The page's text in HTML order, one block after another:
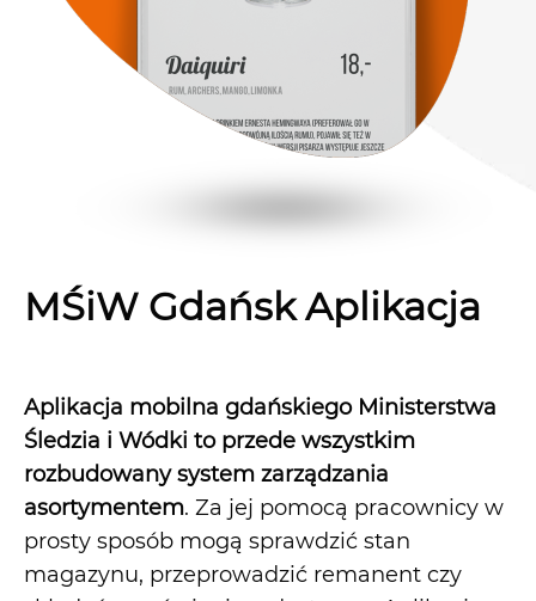
MŚiW Gdańsk Aplikacja
Aplikacja mobilna gdańskiego Ministerstwa
Śledzia i Wódki to przede wszystkim
rozbudowany system zarządzania
asortymentem. Za jej pomocą pracownicy w
prosty sposób mogą sprawdzić stan
magazynu, przeprowadzić remanent czy